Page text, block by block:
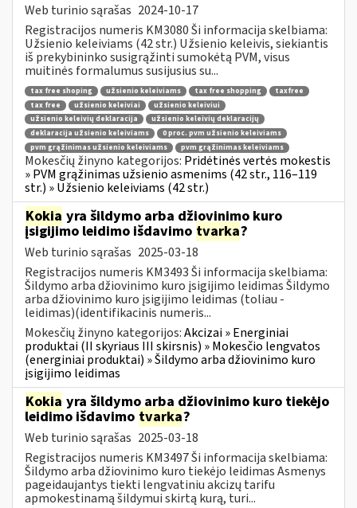
Web turinio sąrašas 2024-10-17
Registracijos numeris KM3080 Ši informacija skelbiama:
Užsienio keleiviams (42 str.) Užsienio keleivis, siekiantis
iš prekybininko susigrąžinti sumokėtą PVM, visus
muitinės formalumus susijusius su...
tax free shoping užsienio keleiviams tax free shopping
taxfree
tax free
užsienio keleiviai
užsienio keleiviui
užsienio keleivių deklaracija
užsienio keleivių deklaracijų
deklaracija užsienio keleiviams
0 proc. pvm užsienio keleiviams
pvm grąžinimas užsienio keleiviams
pvm grąžinimas keleiviams
Mokesčių žinyno kategorijos: Pridėtinės vertės mokestis
» PVM grąžinimas užsienio asmenims (42 str., 116–119
str.) » Užsienio keleiviams (42 str.)
Kokia yra šildymo arba džiovinimo kuro
įsigijimo leidimo išdavimo tvarka?
Web turinio sąrašas 2025-03-18
Registracijos numeris KM3493 Ši informacija skelbiama:
Šildymo arba džiovinimo kuro įsigijimo leidimas Šildymo
arba džiovinimo kuro įsigijimo leidimas (toliau -
leidimas)(identifikacinis numeris...
Mokesčių žinyno kategorijos:Akcizai » Energiniai
produktai (II skyriaus III skirsnis) » Mokesčio lengvatos
(energiniai produktai) » Šildymo arba džiovinimo kuro
įsigijimo leidimas
Kokia yra šildymo arba džiovinimo kuro tiekėjo
leidimo išdavimo tvarka?
Web turinio sąrašas 2025-03-18
Registracijos numeris KM3497 Ši informacija skelbiama:
Šildymo arba džiovinimo kuro tiekėjo leidimas Asmenys
pageidaujantys tiekti lengvatiniu akcizų tarifu
apmokestinamą šildymui skirtą kurą, turi...